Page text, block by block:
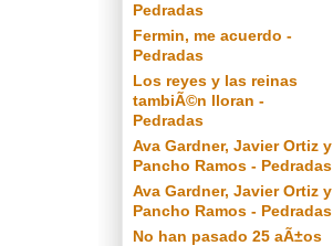
Pedradas
Fermin, me acuerdo -
Pedradas
Los reyes y las reinas
tambiÃ©n lloran -
Pedradas
Ava Gardner, Javier Ortiz y
Pancho Ramos - Pedradas
Ava Gardner, Javier Ortiz y
Pancho Ramos - Pedradas
No han pasado 25 aÃ±os